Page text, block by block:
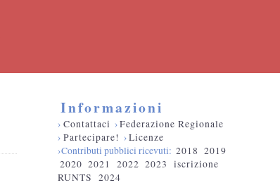
Informazioni
› Contattaci ›Federazione Regionale
› Partecipare! ›Licenze
›Contributi pubblici ricevuti: 2018 2019
2020 2021 2022 2023
iscrizione
RUNTS
2024